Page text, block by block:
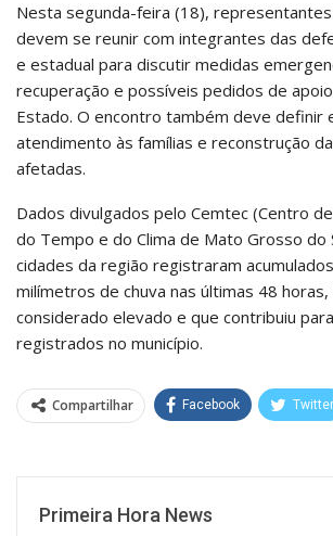
Nesta segunda-feira (18),
devem se reunir com integrantes das
e estadual para discutir medidas
recuperação e possíveis pedidos de
Estado. O encontro também deve definir
atendimento às famílias e reconstrução
afetadas.
Dados divulgados pelo Cemtec (Centro
do Tempo e do Clima de Mato Grosso do
cidades da região registraram
milímetros de chuva nas últimas 48 horas,
considerado elevado e que contribuiu
registrados no município.
Compartilhar Facebook Twitter
Primeira Hora News